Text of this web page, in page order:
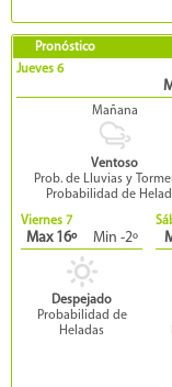
Pronóstico
Jueves 6
Mañana
Ventoso
Prob. de Lluvias y
Probabilidad de
Viernes 7
Max 16º Min -2º
Despejado
Probabilidad de
Heladas